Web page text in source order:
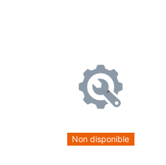
Non disponible